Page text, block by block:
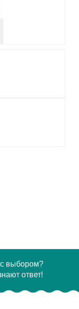
выбором?
ответ!